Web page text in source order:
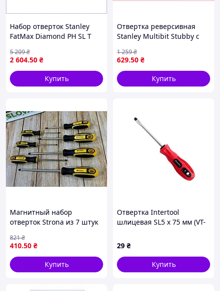
Набор отверток Stanley
FatMax Diamond PH SL T
алмазным наконечником 6
шт
2 604.50 ₴
5 209₴
Купить
Отвертка реверсивная
Stanley Multibit Stubby с
сборки 7 предметов
магнитный держатель
629.50 ₴
1 259₴
Купить
Магнитный набор
отверток Strona из 7 штук
крестовыми битами
различных размеров
410.50 ₴
821₴
Купить
Отвертка Intertool
шлицевая SL5 х 75 мм (VT-
29 ₴
Купить